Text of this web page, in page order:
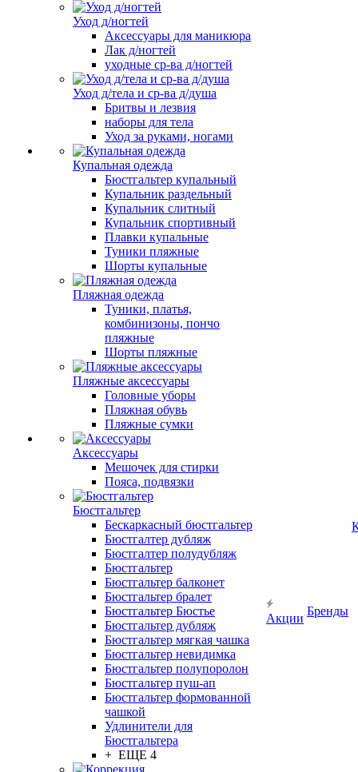
Уход д/ногтей
Аксессуары для маникюра
Лак д/ногтей
уходные ср-ва д/ногтей
Уход д/тела и ср-ва д/душа
Бритвы и лезвия
наборы для тела
Уход за руками, ногами
Купальная одежда
Бюстгальтер купальный
Купальник раздельный
Купальник слитный
Купальник спортивный
Плавки купальные
Туники пляжные
Шорты купальные
Пляжная одежда
Туники, платья,
комбинизоны, пончо
пляжные
Шорты пляжные
Пляжные аксессуары
Головные уборы
Пляжная обувь
Пляжные сумки
Аксессуары
Мешочек для стирки
Пояса, подвязки
Бюстгальтер
Бескаркасный бюстгальтер
Бюстгалтер дубляж
Бюстгалтер полудубляж
Бюстгальтер
Бюстгальтер балконет
Бюстгальтер бралет
Бюстгальтер Бюстье
Бюстгальтер дубляж
Бюстгальтер мягкая чашка
Бюстгальтер невидимка
Бюстгальтер полупоролон
Бюстгальтер пуш-ап
Бюстгальтер формованной
чашкой
Удлинители для
Бюстгальтера
+ ЕЩЕ 4
Акции
Бренды